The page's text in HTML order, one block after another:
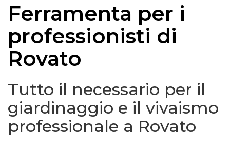
Ferramenta per i
professionisti di
Rovato
Tutto il necessario per il
giardinaggio e il vivaismo
professionale a Rovato